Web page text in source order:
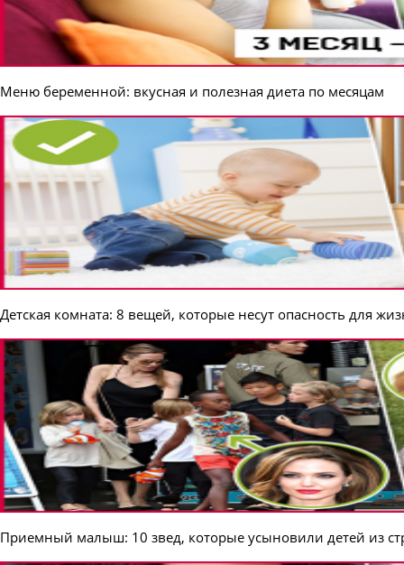
Меню беременной: вкусная и полезная диета по месяцам
Детская комната: 8 вещей, которые несут опасность для
Приемный малыш: 10 звед, которые усыновили детей из